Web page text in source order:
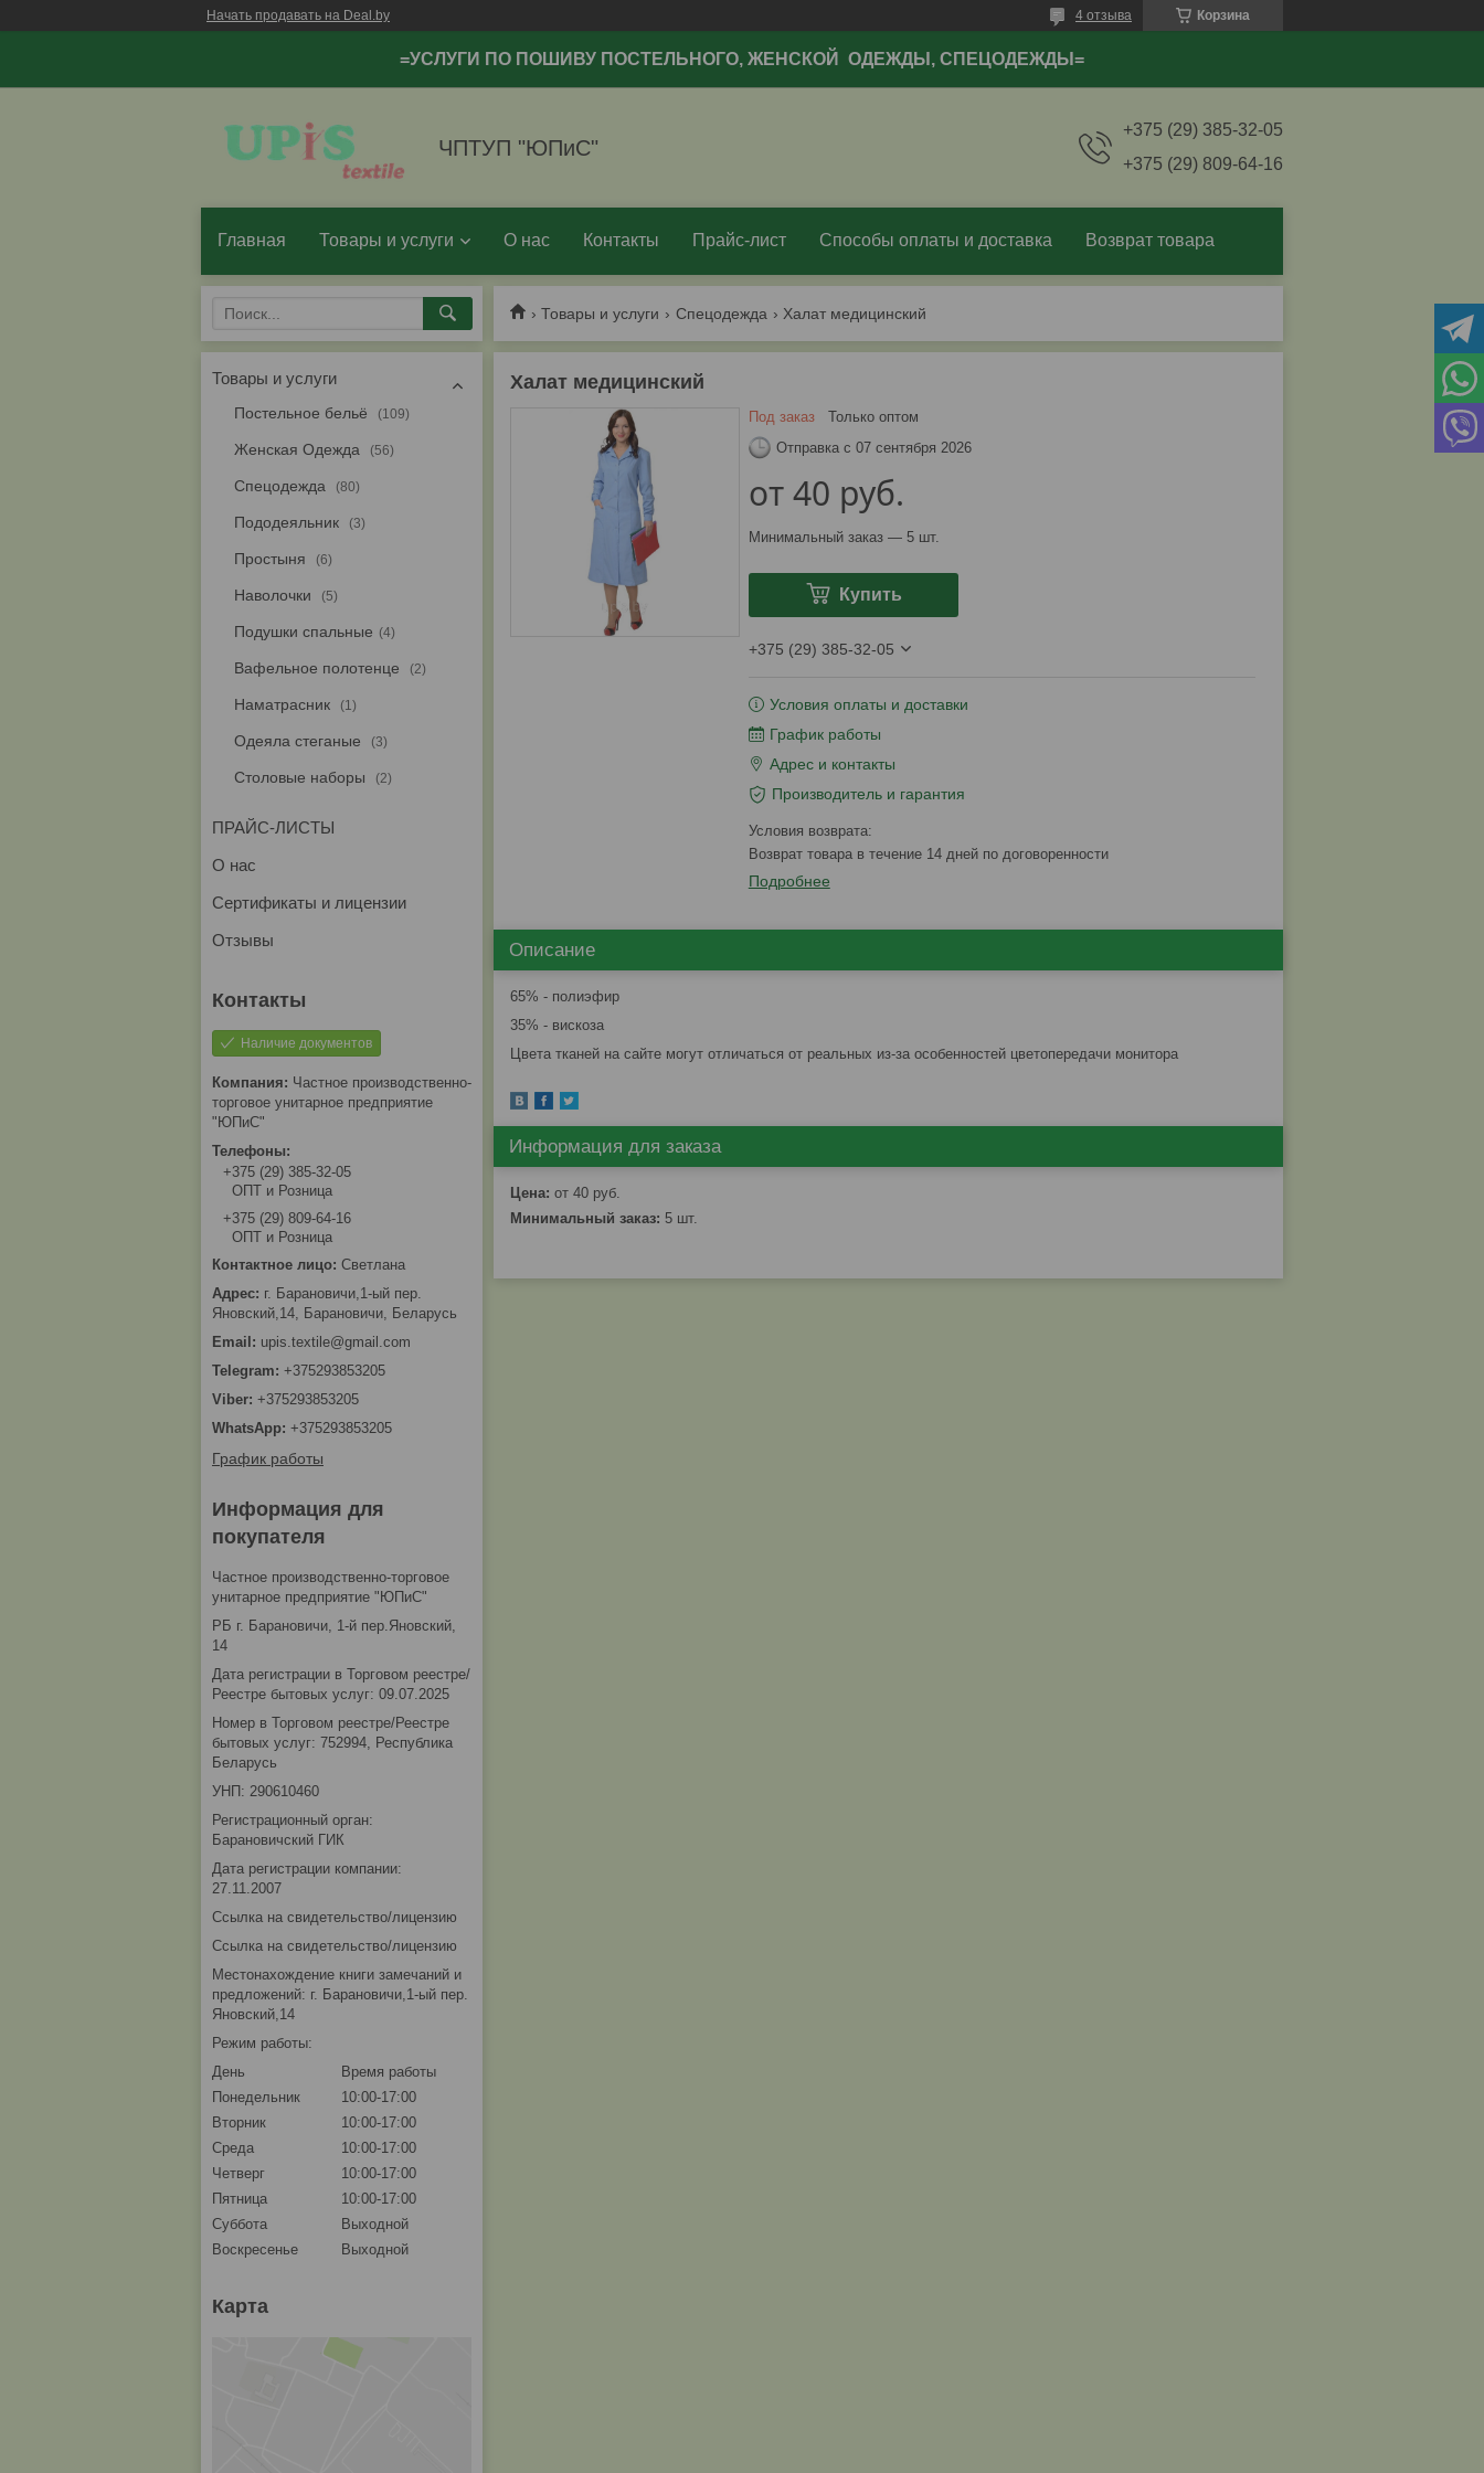
Начать продавать на Deal.by Корзина
4 отзыва
=УСЛУГИ ПО ПОШИВУ ПОСТЕЛЬНОГО, ЖЕНСКОЙ ОДЕЖДЫ, СПЕЦОДЕЖДЫ=
ЧПТУП "ЮПиС"
+375 (29) 385-32-05
+375 (29) 809-64-16
Главная Товары и услуги О нас Контакты Прайс-лист Способы оплаты и доставка Возврат товара
Товары и услуги Спецодежда Халат медицинский
Халат медицинский
Под заказ
Только оптом
Отправка с 07 сентября 2026
от40 руб.
Минимальный заказ — 5 шт.
Купить
+375 (29) 385-32-05
Условия оплаты и доставки
График работы
Адрес и контакты
Производитель и гарантия
возврат товара в течение 14 дней по договоренности
Подробнее
Описание
65% - полиэфир
35% - вискоза
Цвета тканей на сайте могут отличаться от реальных из-за особенностей цветопередачи монитора
Информация для заказа
Цена: от 40 руб.
Минимальный заказ: 5 шт.
Товары и услуги
Постельное бельё 109
Женская Одежда 56
Спецодежда 80
Пододеяльник 3
Простыня 6
Наволочки 5
Подушки спальные 4
Вафельное полотенце 2
Наматрасник 1
Одеяла стеганые 3
Столовые наборы 2
ПРАЙС-ЛИСТЫ
О нас
Сертификаты и лицензии
Отзывы
Наличие документов
Частное производственно-
торговое унитарное предприятие
"ЮПиС"
+375 (29) 385-32-05
ОПТ и Розница
+375 (29) 809-64-16
ОПТ и Розница
Светлана
г. Барановичи,1-ый пер.
Яновский,14, Барановичи, Беларусь
upis.textile@gmail.com
+375293853205
+375293853205
+375293853205
График работы
Информация для
покупателя
Частное производственно-торговое
унитарное предприятие "ЮПиС"
РБ г. Барановичи, 1-й пер.Яновский,
14
Дата регистрации в Торговом реестре/
Реестре бытовых услуг: 09.07.2025
Номер в Торговом реестре/Реестре
бытовых услуг: 752994, Республика
Беларусь
УНП: 290610460
Регистрационный орган:
Барановичский ГИК
Дата регистрации компании:
27.11.2007
Ссылка на свидетельство/лицензию
Ссылка на свидетельство/лицензию
Местонахождение книги замечаний и
предложений: г. Барановичи,1-ый пер.
Яновский,14
Режим работы:
День
Время работы
Понедельник
10:00-17:00
Вторник
10:00-17:00
Среда
10:00-17:00
Четверг
10:00-17:00
Пятница
10:00-17:00
Суббота
Выходной
Воскресенье
Выходной
Карта